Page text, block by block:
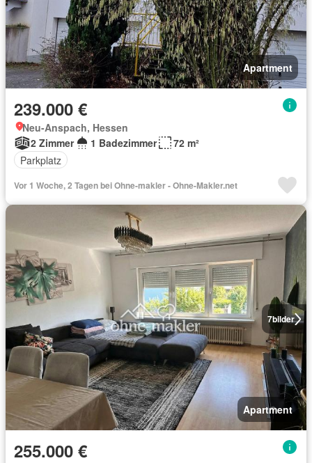
Apartment
239.000 €
Neu-Anspach, Hessen
2 Zimmer
1 Badezimmer
72 m²
Parkplatz
Vor 1 Woche, 2 Tagen bei Ohne-makler - Ohne-Makler.net
7bilder
Apartment
255.000 €